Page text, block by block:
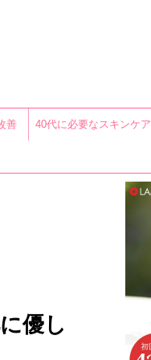
善 40代に必要なスキンケア
優し